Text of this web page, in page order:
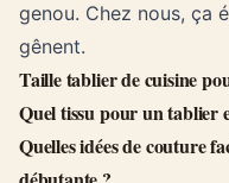
genou. Chez nous, ça
gênent.
Taille tablier de cuisine
Quel tissu pour un tablier
Quelles idées de couture